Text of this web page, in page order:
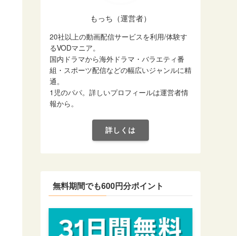
もっち（運営者）
20社以上の動画配信サービスを利用/体験す
るVODマニア。
国内ドラマから海外ドラマ・バラエティ番
組・スポーツ配信などの幅広いジャンルに精
通。
1児のパパ。詳しいプロフィールは運営者情
報から。
詳しくは
無料期間でも600円分ポイント